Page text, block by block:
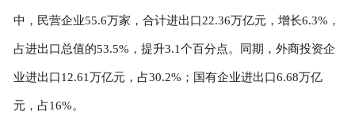
中，民营企业55.6万家，合计进出口22.36万亿元，增长6.3%，
占进出口总值的53.5%，提升3.1个百分点。同期，外商投资企
业进出口12.61万亿元，占30.2%；国有企业进出口6.68万亿
元，占16%。